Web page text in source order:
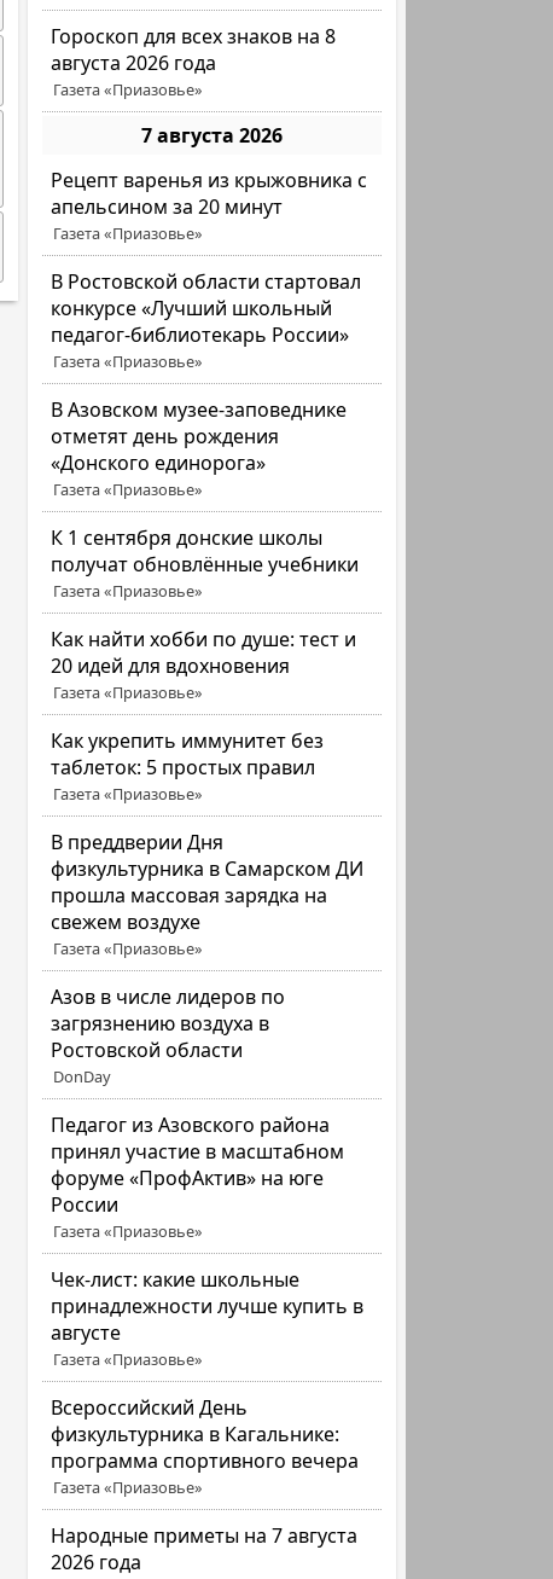
Гороскоп для всех знаков на 8
августа 2026 года
Газета «Приазовье»
7 августа 2026
Рецепт варенья из крыжовника с
апельсином за 20 минут
Газета «Приазовье»
В Ростовской области стартовал
конкурсе «Лучший школьный
педагог-библиотекарь России»
Газета «Приазовье»
В Азовском музее-заповеднике
отметят день рождения
«Донского единорога»
Газета «Приазовье»
К 1 сентября донские школы
получат обновлённые учебники
Газета «Приазовье»
Как найти хобби по душе: тест и
20 идей для вдохновения
Газета «Приазовье»
Как укрепить иммунитет без
таблеток: 5 простых правил
Газета «Приазовье»
В преддверии Дня
физкультурника в Самарском ДИ
прошла массовая зарядка на
свежем воздухе
Газета «Приазовье»
Азов в числе лидеров по
загрязнению воздуха в
Ростовской области
DonDay
Педагог из Азовского района
принял участие в масштабном
форуме «ПрофАктив» на юге
России
Газета «Приазовье»
Чек-лист: какие школьные
принадлежности лучше купить в
августе
Газета «Приазовье»
Всероссийский День
физкультурника в Кагальнике:
программа спортивного вечера
Газета «Приазовье»
Народные приметы на 7 августа
2026 года